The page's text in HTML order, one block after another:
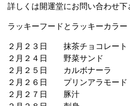
詳しくは開運堂にお問い合わせ下
ラッキーフードとラッキーカラー
２月２３日 抹茶チョコレ
２月２４日 野菜サン
２月２５日 カルボナー
２月２６日 プリンアラモ
２月２７日 豚汁